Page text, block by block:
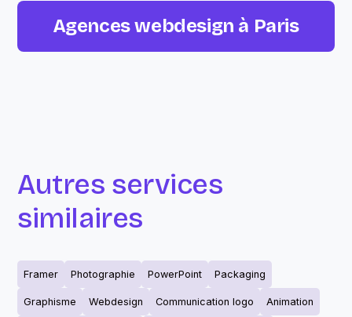
Agences webdesign à Paris
Autres services
similaires
Framer Photographie PowerPoint Packaging
Graphisme Webdesign Communication logo Animation